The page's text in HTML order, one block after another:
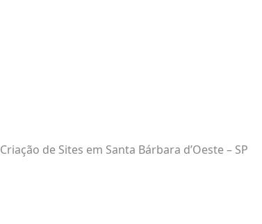
Criação de Sites em Santa Bárbara d’Oeste – SP